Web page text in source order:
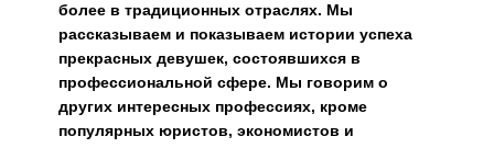
более в традиционных отраслях. Мы
рассказываем и показываем истории успеха
прекрасных девушек, состоявшихся в
профессиональной сфере. Мы говорим о
других интересных профессиях, кроме
популярных юристов, экономистов и